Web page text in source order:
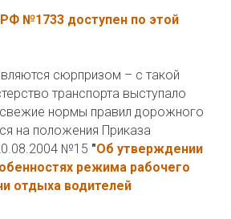
№1733 доступен по этой
сюрпризом – с такой
транспорта выступало
свежие нормы правил дорожного
на положения Приказа
№15 "Об утверждении
режима рабочего
отдыха водителей